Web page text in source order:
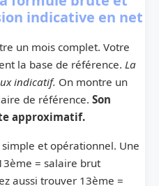
indicative en net
un mois complet. Votre
la base de référence. La
indicatif. On montre un
de référence. Son
approximatif.
et opérationnel. Une
= salaire brut
aussi trouver 13ème =